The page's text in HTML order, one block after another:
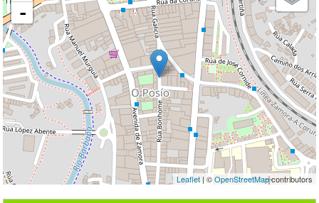
-
Leaflet| ©OpenStreetMapcontributors